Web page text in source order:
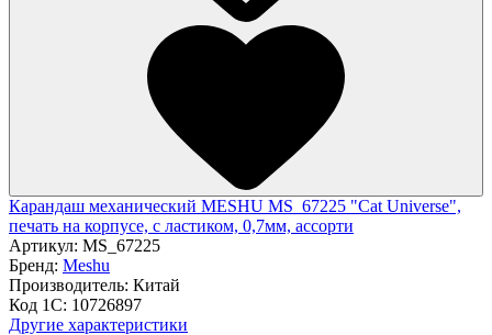
Карандаш механический MESHU MS_67225 "Cat Universe",
печать на корпусе, с ластиком, 0,7мм, ассорти
Артикул: MS_67225
Бренд: Meshu
Производитель: Китай
Код 1С: 10726897
Другие характеристики